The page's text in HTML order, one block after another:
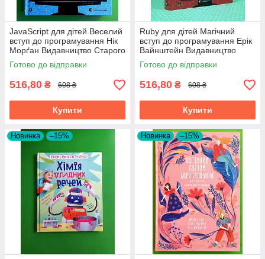
JavaScript для дітей Веселий
вступ до програмування Нік
Морґан Видавництво Старого
Лева
Готово до відправки
516,80 ₴ 608 ₴
Купити
Ruby для дітей Магічний
вступ до програмування Ерік
Вайнштейн Видавництво
Старого Лева
Готово до відправки
516,80 ₴ 608 ₴
Купити
Новинка –15% Новинка –15%